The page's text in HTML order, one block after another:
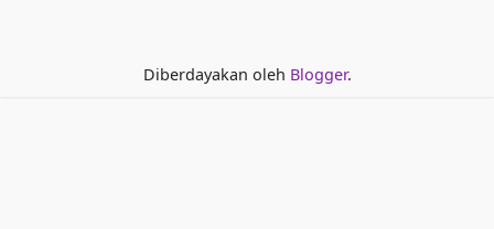
Diberdayakan oleh Blogger.